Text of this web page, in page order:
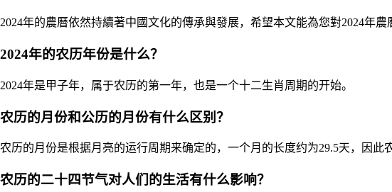
2024年的農曆依然持續著中國文化的傳承與發展，希望本文能為您對2024年農
2024年的农历年份是什么？
2024年是甲子年，属于农历的第一年，也是一个十二生肖周期的开始。
农历的月份和公历的月份有什么区别？
农历的月份是根据月亮的运行周期来确定的，一个月的长度约为29.5天，因
农历的二十四节气对人们的生活有什么影响？